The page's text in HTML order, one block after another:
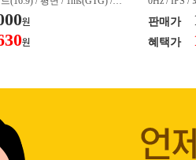
아웃 / LED 조명 / 틸트(상
sRGB:128% / Adobe RGB:8
/ [게임특화] / 조준
원
원
50nit /
하) / 4.9kg
80% / DCI-
판매가
혜택가